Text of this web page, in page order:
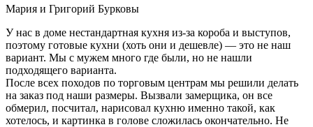
Мария и Григорий Бурковы
У нас в доме нестандартная кухня из-за короба и выступов,
поэтому готовые кухни (хоть они и дешевле) — это не наш
вариант. Мы с мужем много где были, но не нашли
подходящего варианта.
После всех походов по торговым центрам мы решили делать
на заказ под наши размеры. Вызвали замерщика, он все
обмерил, посчитал, нарисовал кухню именно такой, как
хотелось, и картинка в голове сложилась окончательно. Не